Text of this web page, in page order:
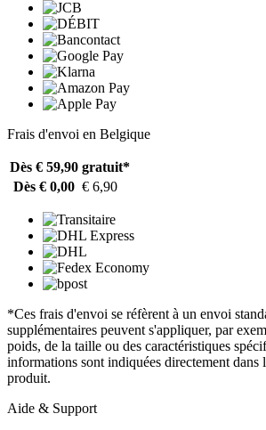
Frais d'envoi en Belgique
Dès € 59,90 gratuit*
Dès € 0,00 € 6,90
*Ces frais d'envoi se réfèrent à un envoi
supplémentaires peuvent s'appliquer, par
poids, de la taille ou des caractéristiques
informations sont indiquées directement dans
produit.
Aide & Support